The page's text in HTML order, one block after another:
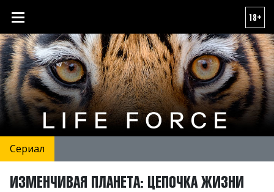
18+
Сериал
ИЗМЕНЧИВАЯ ПЛАНЕТА: ЦЕПОЧКА ЖИЗНИ